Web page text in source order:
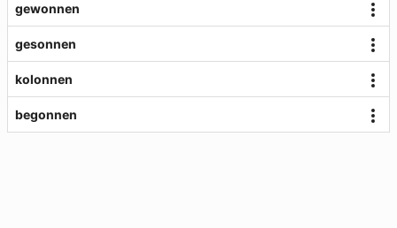
gewonnen
gesonnen
kolonnen
begonnen